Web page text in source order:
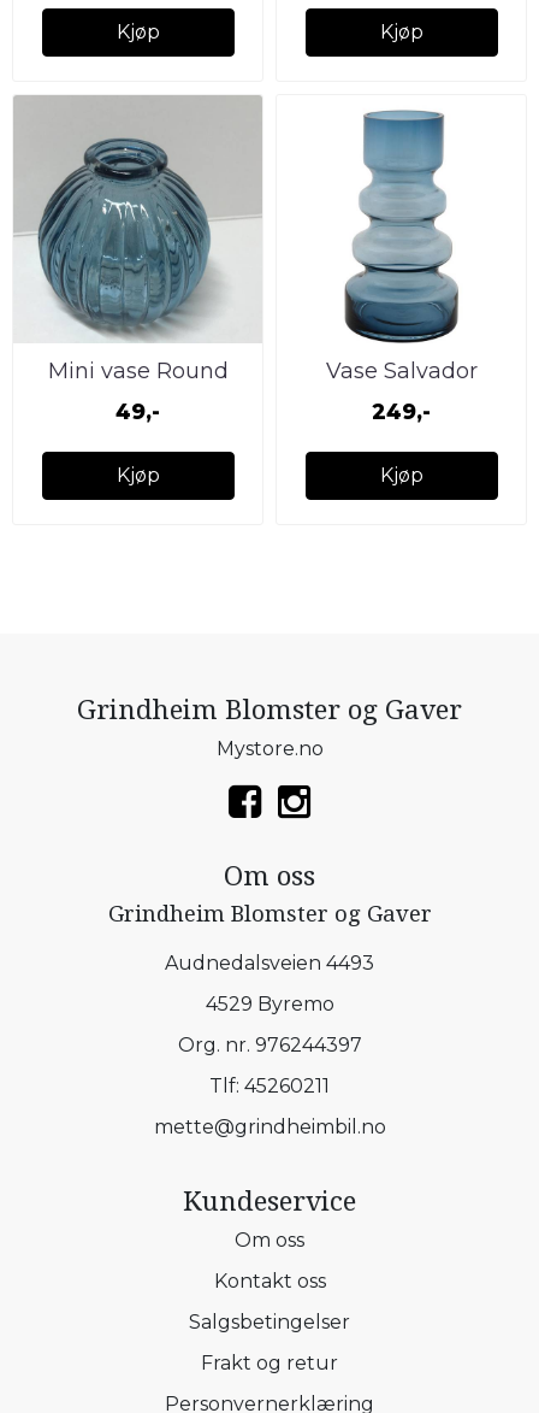
Kjøp Kjøp
Mini vase Round
Blue
49,-
Kjøp
Vase Salvador
249,-
Kjøp
Grindheim Blomster og Gaver
Mystore.no
Om oss
Grindheim Blomster og Gaver
Audnedalsveien 4493
4529 Byremo
Org. nr. 976244397
Tlf: 45260211
mette@grindheimbil.no
Kundeservice
Om oss
Kontakt oss
Salgsbetingelser
Frakt og retur
Personvernerklæring